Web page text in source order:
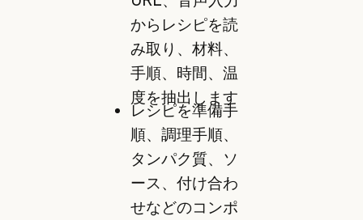
からレシピを読
み取り、材料、
手順、時間、温
度を抽出します
レシピを準備手
順、調理手順、
タンパク質、ソ
ース、付け合わ
せなどのコンポ